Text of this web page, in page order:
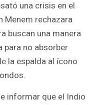
una crisis en el
Menem rechazara
buscan una manera
para no absorber
la espalda al ícono
informar que el Indio